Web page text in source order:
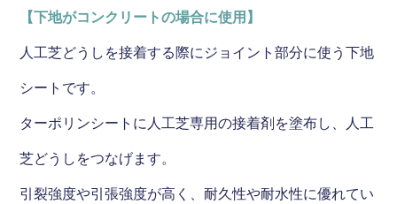
【下地がコンクリートの場合に使用】
人工芝どうしを接着する際にジョイント部分に使う下地
シートです。
ターポリンシートに人工芝専用の接着剤を塗布し、人工
芝どうしをつなげます。
引裂強度や引張強度が高く、耐久性や耐水性に優れてい